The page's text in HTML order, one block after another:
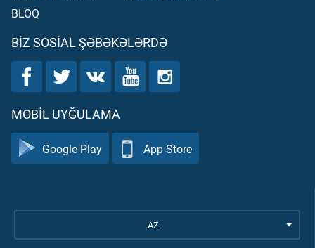
BLOQ
BIZ SOSIAL ŞƏBƏKƏLƏRDƏ
MOBIL UYĞULAMA
Google Play App Store
AZ